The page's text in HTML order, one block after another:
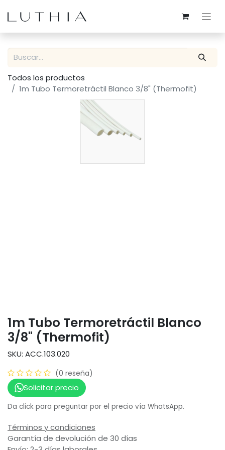
Todos los productos
1m Tubo Termoretráctil Blanco 3/8" (Thermofit)
1m Tubo Termoretráctil Blanco
3/8" (Thermofit)
SKU: ACC.103.020
(0 reseña)
Solicitar precio
Da click para preguntar por el precio vía WhatsApp.
Términos y condiciones
Garantía de devolución de 30 días